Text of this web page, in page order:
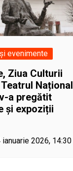
evenimente
Ziua Culturii
Național
a pregătit
și expoziții
2026, 14:30